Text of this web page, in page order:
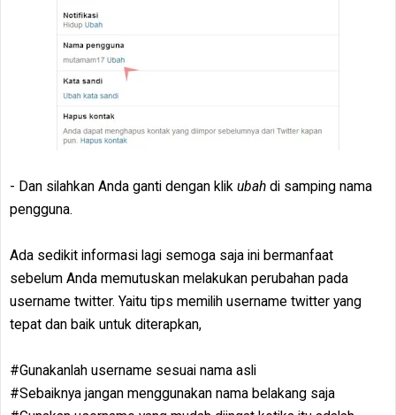
- Dan silahkan Anda ganti dengan klik ubah di samping nama
pengguna.
Ada sedikit informasi lagi semoga saja ini bermanfaat
sebelum Anda memutuskan melakukan perubahan pada
username twitter. Yaitu tips memilih username twitter yang
tepat dan baik untuk diterapkan,
#Gunakanlah username sesuai nama asli
#Sebaiknya jangan menggunakan nama belakang saja